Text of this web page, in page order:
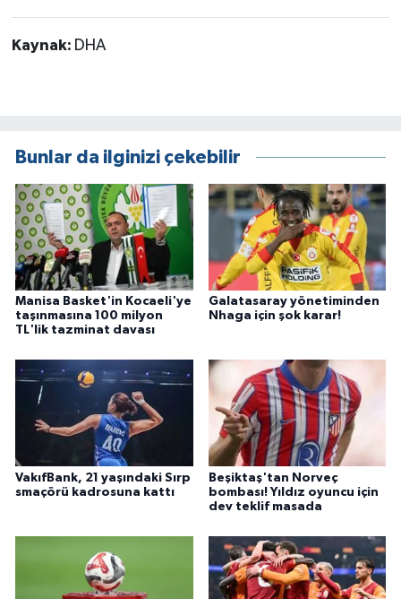
Kaynak: DHA
Bunlar da ilginizi çekebilir
Manisa Basket'in Kocaeli'ye
taşınmasına 100 milyon
TL'lik tazminat davası
Galatasaray yönetiminden
Nhaga için şok karar!
VakıfBank, 21 yaşındaki Sırp
smaçörü kadrosuna kattı
Beşiktaş'tan Norveç
bombası! Yıldız oyuncu için
dev teklif masada